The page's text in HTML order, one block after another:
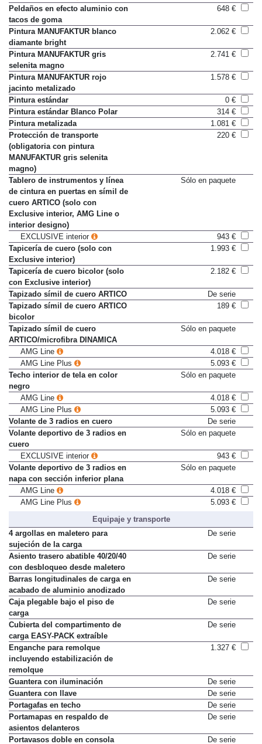
AMG Line Plus
5.093 €
Peldaños en efecto aluminio con
tacos de goma
Pintura MANUFAKTUR blanco
diamante bright
Pintura MANUFAKTUR gris
selenita magno
Pintura MANUFAKTUR rojo
jacinto metalizado
Pintura estándar
0 €
Pintura estándar Blanco Polar
314 €
Pintura metalizada
1.081 €
Protección de transporte
(obligatoria con pintura
MANUFAKTUR gris selenita
magno)
Tablero de instrumentos y línea
de cintura en puertas en símil de
cuero ARTICO (solo con
Exclusive interior, AMG Line o
interior designo)
EXCLUSIVE interior
943 €
Tapicería de cuero (solo con
Exclusive interior)
Tapicería de cuero bicolor (solo
con Exclusive interior)
Tapizado símil de cuero ARTICO
De serie
Tapizado símil de cuero ARTICO
bicolor
Tapizado símil de cuero
ARTICO/microfibra DINAMICA
AMG Line
4.018 €
AMG Line Plus
5.093 €
Techo interior de tela en color
negro
AMG Line
4.018 €
AMG Line Plus
5.093 €
Volante de 3 radios en cuero
De serie
Volante deportivo de 3 radios en
cuero
EXCLUSIVE interior
943 €
Volante deportivo de 3 radios en
napa con sección inferior plana
AMG Line
4.018 €
Equipaje y transporte
4 argollas en maletero para
sujeción de la carga
Asiento trasero abatible 40/20/40
con desbloqueo desde maletero
Barras longitudinales de carga en
acabado de aluminio anodizado
Caja plegable bajo el piso de
carga
Cubierta del compartimento de
carga EASY-PACK extraíble
Enganche para remolque
incluyendo estabilización de
remolque
Guantera con iluminación
De serie
Guantera con llave
De serie
Portagafas en techo
De serie
Portamapas en respaldo de
asientos delanteros